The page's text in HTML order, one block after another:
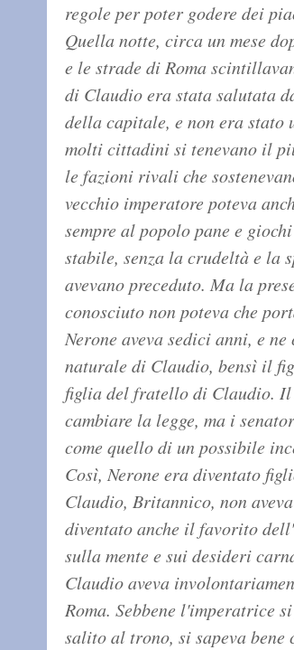
regole per poter godere dei
Quella notte, circa un mese
e le strade di Roma
di Claudio era stata salutata
della capitale, e non era stato
molti cittadini si tenevano il
le fazioni rivali che
vecchio imperatore poteva
sempre al popolo pane e
stabile, senza la crudeltà e la
avevano preceduto. Ma la
conosciuto non poteva che
Nerone aveva sedici anni, e
naturale di Claudio, bensì il
figlia del fratello di Claudio. Il
cambiare la legge, ma i
come quello di un possibile
Così, Nerone era diventato
Claudio, Britannico, non
diventato anche il favorito
sulla mente e sui desideri
Claudio aveva
Roma. Sebbene l'imperatrice
salito al trono, si sapeva